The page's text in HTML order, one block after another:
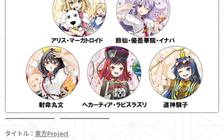
東方やおよろず商店とは
ご利用案内
タイトル： 東方Project